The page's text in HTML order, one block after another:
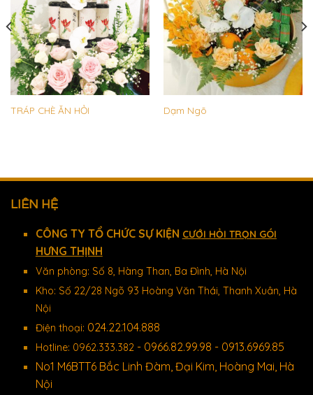
TRÁP CHÈ ĂN HỎI Dạm Ngõ
LIÊN HỆ
CÔNG TY TỔ CHỨC SỰ KIỆN CƯỚI HỎI TRỌN GÓI
HƯNG THỊNH
Văn phòng: Số 8, Hàng Than, Ba Đình, Hà Nội
Kho: Số 22/28 Ngõ 93 Hoàng Văn Thái, Thanh Xuân, Hà
Nội
Điện thoại: 024.22.104.888
Hotline: 0962.333.382 - 0966.82.99.98 - 0913.6969.85
No1 M6BTT6 Bắc Linh Đàm, Đại Kim, Hoàng Mai, Hà
Nội